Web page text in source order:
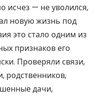
исчез — не уволился,
новую жизнь под
это стало одним из
признаков его
Проверяли связи,
родственников,
дачи,